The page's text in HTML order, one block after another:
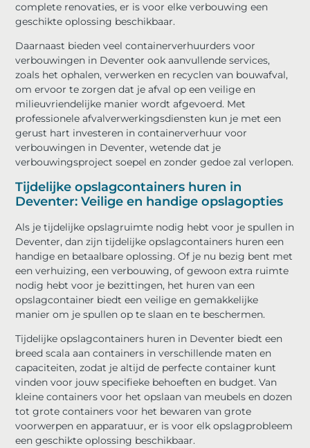
complete renovaties, er is voor elke verbouwing een
geschikte oplossing beschikbaar.
Daarnaast bieden veel containerverhuurders voor
verbouwingen in Deventer ook aanvullende services,
zoals het ophalen, verwerken en recyclen van bouwafval,
om ervoor te zorgen dat je afval op een veilige en
milieuvriendelijke manier wordt afgevoerd. Met
professionele afvalverwerkingsdiensten kun je met een
gerust hart investeren in containerverhuur voor
verbouwingen in Deventer, wetende dat je
verbouwingsproject soepel en zonder gedoe zal verlopen.
Tijdelijke opslagcontainers huren in
Deventer: Veilige en handige opslagopties
Als je tijdelijke opslagruimte nodig hebt voor je spullen in
Deventer, dan zijn tijdelijke opslagcontainers huren een
handige en betaalbare oplossing. Of je nu bezig bent met
een verhuizing, een verbouwing, of gewoon extra ruimte
nodig hebt voor je bezittingen, het huren van een
opslagcontainer biedt een veilige en gemakkelijke
manier om je spullen op te slaan en te beschermen.
Tijdelijke opslagcontainers huren in Deventer biedt een
breed scala aan containers in verschillende maten en
capaciteiten, zodat je altijd de perfecte container kunt
vinden voor jouw specifieke behoeften en budget. Van
kleine containers voor het opslaan van meubels en dozen
tot grote containers voor het bewaren van grote
voorwerpen en apparatuur, er is voor elk opslagprobleem
een geschikte oplossing beschikbaar.